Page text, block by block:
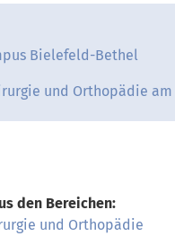
Bielefeld-Bethel
und Orthopädie am
den Bereichen:
und Orthopädie